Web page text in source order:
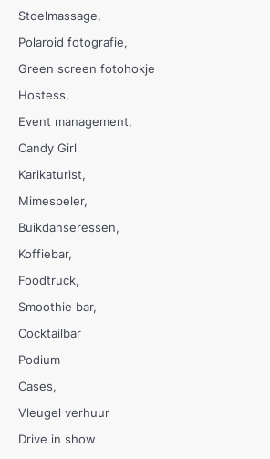
Stoelmassage
Polaroid fotografie
Green screen fotohokje
Hostess
Event management
Candy Girl
Karikaturist
Mimespeler
Buikdanseressen
Koffiebar
Foodtruck
Smoothie bar
Cocktailbar
Podium
Cases
Vleugel verhuur
Drive in show